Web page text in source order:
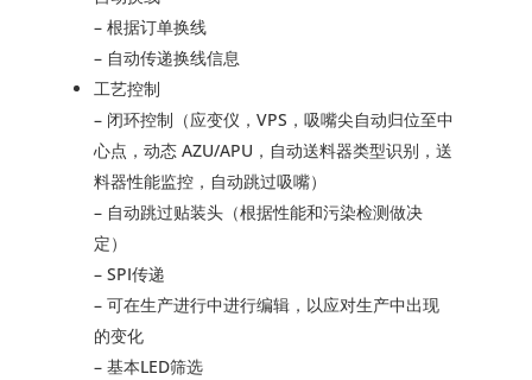
– 根据订单换线
– 自动传递换线信息
工艺控制
– 闭环控制（应变仪，VPS，吸嘴尖自动归位至中
心点，动态 AZU/APU，自动送料器类型识别，送
料器性能监控，自动跳过吸嘴）
– 自动跳过贴装头（根据性能和污染检测做决
定）
– SPI传递
– 可在生产进行中进行编辑，以应对生产中出现
的变化
– 基本LED筛选